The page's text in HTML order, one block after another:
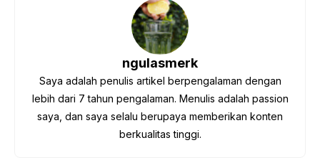
ngulasmerk
Saya adalah penulis artikel berpengalaman dengan
lebih dari 7 tahun pengalaman. Menulis adalah passion
saya, dan saya selalu berupaya memberikan konten
berkualitas tinggi.